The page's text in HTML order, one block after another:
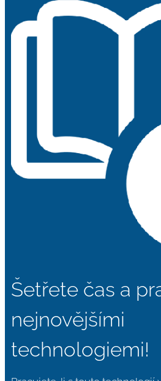
Šetřete čas a
nejnovějšími
technologiemi!